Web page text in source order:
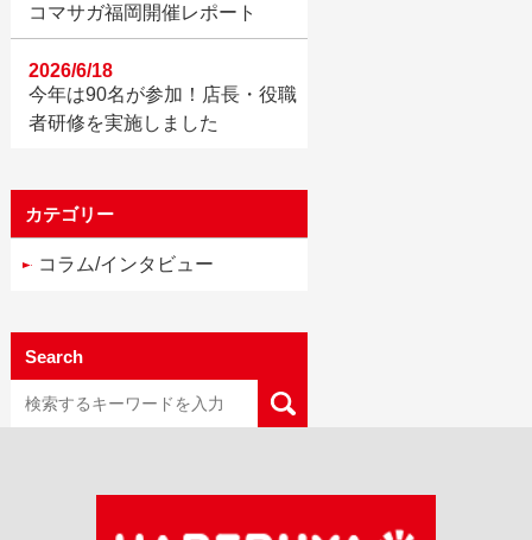
コマサガ福岡開催レポート
今年は90名が参加！店長・役職
者研修を実施しました
2026/6/18
カテゴリー
コラム/インタビュー
Search